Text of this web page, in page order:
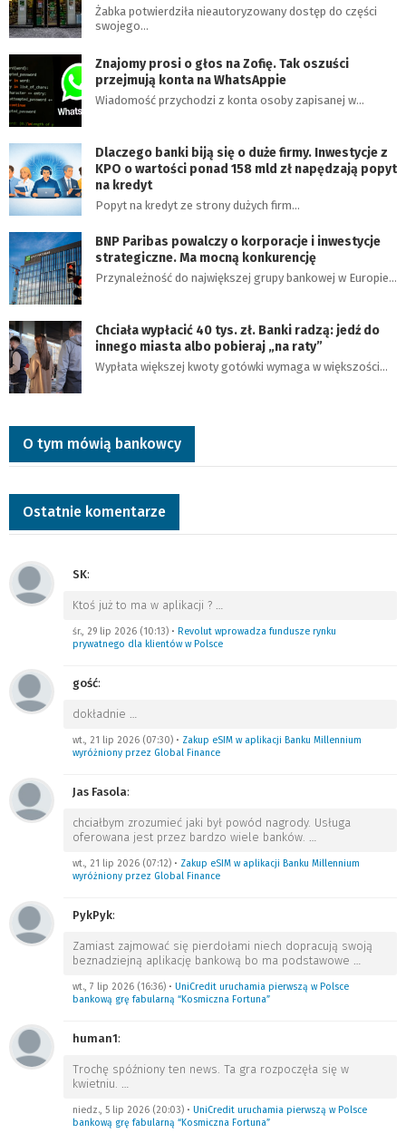
Żabka potwierdziła nieautoryzowany dostęp do części
swojego…
Znajomy prosi o głos na Zofię. Tak oszuści
przejmują konta na WhatsAppie
Wiadomość przychodzi z konta osoby zapisanej w…
Dlaczego banki biją się o duże firmy. Inwestycje z
KPO o wartości ponad 158 mld zł napędzają popyt
na kredyt
Popyt na kredyt ze strony dużych firm…
BNP Paribas powalczy o korporacje i inwestycje
strategiczne. Ma mocną konkurencję
Przynależność do największej grupy bankowej w Europie…
Chciała wypłacić 40 tys. zł. Banki radzą: jedź do
innego miasta albo pobieraj „na raty”
Wypłata większej kwoty gotówki wymaga w większości…
O tym mówią bankowcy
Ostatnie komentarze
SK:
Ktoś już to ma w aplikacji ? …
śr., 29 lip 2026 (10:13) • Revolut wprowadza fundusze rynku
prywatnego dla klientów w Polsce
gość:
dokładnie …
wt., 21 lip 2026 (07:30) • Zakup eSIM w aplikacji Banku Millennium
wyróżniony przez Global Finance
Jas Fasola:
chciałbym zrozumieć jaki był powód nagrody. Usługa
oferowana jest przez bardzo wiele banków. …
wt., 21 lip 2026 (07:12) • Zakup eSIM w aplikacji Banku Millennium
wyróżniony przez Global Finance
PykPyk:
Zamiast zajmować się pierdołami niech dopracują swoją
beznadziejną aplikację bankową bo ma podstawowe …
wt., 7 lip 2026 (16:36) • UniCredit uruchamia pierwszą w Polsce
bankową grę fabularną “Kosmiczna Fortuna”
human1:
Trochę spóźniony ten news. Ta gra rozpoczęła się w
kwietniu. …
niedz., 5 lip 2026 (20:03) • UniCredit uruchamia pierwszą w Polsce
bankową grę fabularną “Kosmiczna Fortuna”